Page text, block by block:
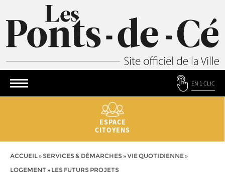
EN 1 CLIC
ESPACE
CITOYENS
ACCUEIL» SERVICES & DÉMARCHES»VIE QUOTIDIENNE»
LOGEMENT» LES FUTURS PROJETS